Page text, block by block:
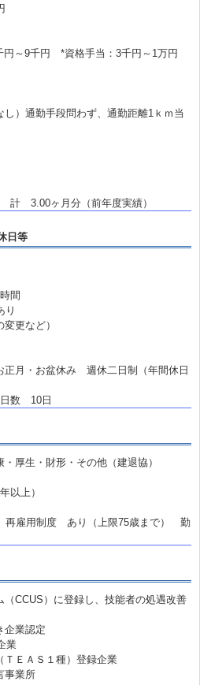
～9千円 *資格手当：3千円～1万円
）通勤手段問わず、通勤距離1ｋｍ当
3.00ヶ月分（前年度実績）
日等
間
り
更など）
月・お盆休み 週休二日制（年間休日
日数 10日
厚生・財形・その他（建退協）
以上）
雇用制度 あり（上限75歳まで） 勤
CCUS）に登録し、技能者の処遇改善
企業認定
業
ＴＥＡＳ１種）登録企業
事業所